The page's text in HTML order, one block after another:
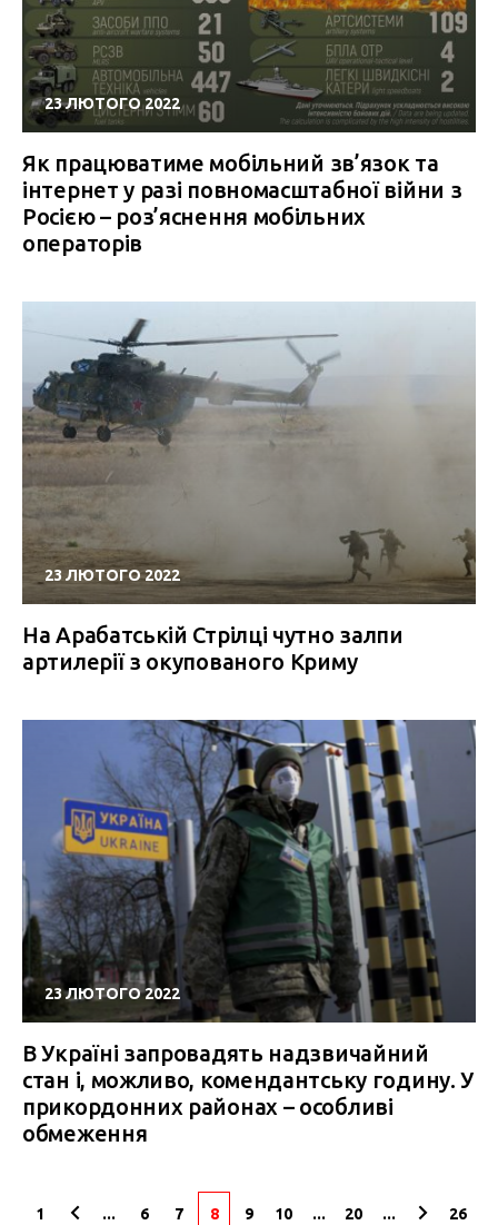
23 ЛЮТОГО 2022
Як працюватиме мобільний зв’язок та
інтернет у разі повномасштабної війни з
Росією – роз’яснення мобільних
операторів
23 ЛЮТОГО 2022
На Арабатській Стрілці чутно залпи
артилерії з окупованого Криму
23 ЛЮТОГО 2022
В Україні запровадять надзвичайний
стан і, можливо, комендантську годину. У
прикордонних районах – особливі
обмеження
1 ... 6 7 8 9 10 ... 20 ... 26